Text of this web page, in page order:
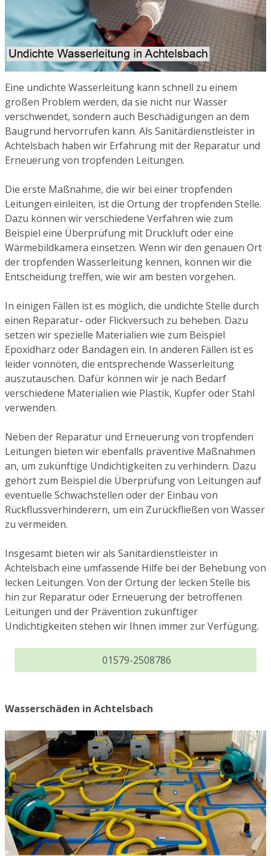
Eine undichte Wasserleitung kann schnell zu einem
großen Problem werden, da sie nicht nur Wasser
verschwendet, sondern auch Beschädigungen an dem
Baugrund hervorrufen kann. Als Sanitärdienstleister in
Achtelsbach haben wir Erfahrung mit der Reparatur und
Erneuerung von tropfenden Leitungen.
Die erste Maßnahme, die wir bei einer tropfenden
Leitungen einleiten, ist die Ortung der tropfenden Stelle.
Dazu können wir verschiedene Verfahren wie zum
Beispiel eine Überprüfung mit Druckluft oder eine
Wärmebildkamera einsetzen. Wenn wir den genauen Ort
der tropfenden Wasserleitung kennen, können wir die
Entscheidung treffen, wie wir am besten vorgehen.
In einigen Fällen ist es möglich, die undichte Stelle durch
einen Reparatur- oder Flickversuch zu beheben. Dazu
setzen wir spezielle Materialien wie zum Beispiel
Epoxidharz oder Bandagen ein. In anderen Fällen ist es
leider vonnöten, die entsprechende Wasserleitung
auszutauschen. Dafür können wir je nach Bedarf
verschiedene Materialien wie Plastik, Kupfer oder Stahl
verwenden.
Neben der Reparatur und Erneuerung von tropfenden
Leitungen bieten wir ebenfalls präventive Maßnahmen
an, um zukünftige Undichtigkeiten zu verhindern. Dazu
gehört zum Beispiel die Überprüfung von Leitungen auf
eventuelle Schwachstellen oder der Einbau von
Rückflussverhinderern, um ein Zurückfließen von Wasser
zu vermeiden.
Insgesamt bieten wir als Sanitärdienstleister in
Achtelsbach eine umfassende Hilfe bei der Behebung von
lecken Leitungen. Von der Ortung der lecken Stelle bis
hin zur Reparatur oder Erneuerung der betroffenen
Leitungen und der Prävention zukünftiger
Undichtigkeiten stehen wir Ihnen immer zur Verfügung.
01579-2508786
Wasserschäden in Achtelsbach